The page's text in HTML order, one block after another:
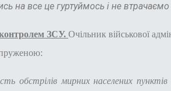
на все це гуртуймось і не
ЗСУ. Очільник військової
обстрілів мирних населених